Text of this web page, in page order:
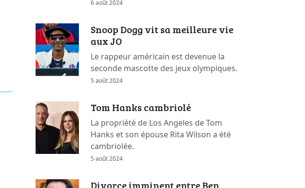
6 août 2024
Snoop Dogg vit sa meilleure vie
aux JO
Le rappeur américain est devenue la
seconde mascotte des jeux olympiques.
5 août 2024
Tom Hanks cambriolé
La propriété de Los Angeles de Tom
Hanks et son épouse Rita Wilson a été
cambriolée.
5 août 2024
Divorce imminent entre Ben